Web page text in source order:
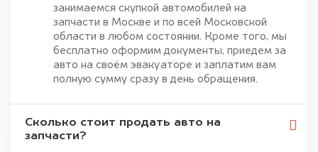
занимаемся скупкой автомобилей на
запчасти в Москве и по всей Московской
области в любом состоянии. Кроме того, мы
бесплатно оформим документы, приедем за
авто на своём эвакуаторе и заплатим вам
полную сумму сразу в день обращения.
Сколько стоит продать авто на
запчасти?